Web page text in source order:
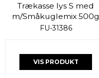
Trækasse lys S med
m/Småkuglemix 500g
FU-31386
VIS PRODUKT